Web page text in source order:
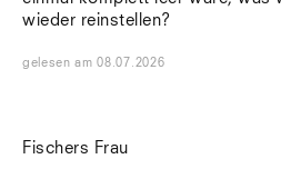
wieder reinstellen?
gelesen am08.07.2026
Fischers Frau